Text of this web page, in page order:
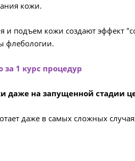
кожи.
и подъем кожи создают эффект
флебологии.
1 курс процедур
даже на запущенной стадии
даже в самых сложных